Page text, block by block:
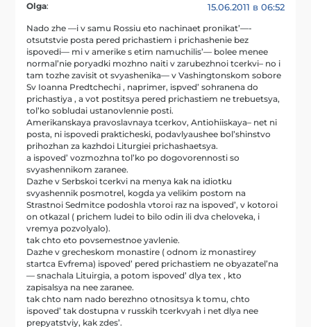
Olga: 15.06.2011 в 06:52
Nado zhe —i v samu Rossiu eto nachinaet pronikat’—-
otsutstvie posta pered prichastiem i prichashenie bez
ispovedi— mi v amerike s etim namuchilis’— bolee menee
normal’nie poryadki mozhno naiti v zarubezhnoi tcerkvi– no i
tam tozhe zavisit ot svyashenika— v Vashingtonskom sobore
Sv Ioanna Predtchechi , naprimer, ispved’ sohranena do
prichastiya , a vot postitsya pered prichastiem ne trebuetsya,
tol’ko sobludai ustanovlennie posti.
Amerikanskaya pravoslavnaya tcerkov, Antiohiiskaya– net ni
posta, ni ispovedi prakticheski, podavlyaushee bol’shinstvo
prihozhan za kazhdoi Liturgiei prichashaetsya.
a ispoved’ vozmozhna tol’ko po dogovorennosti so
svyashennikom zaranee.
Dazhe v Serbskoi tcerkvi na menya kak na idiotku
svyashennik posmotrel, kogda ya velikim postom na
Strastnoi Sedmitce podoshla vtoroi raz na ispoved’, v kotoroi
on otkazal ( prichem ludei to bilo odin ili dva cheloveka, i
vremya pozvolyalo).
tak chto eto povsemestnoe yavlenie.
Dazhe v grecheskom monastire ( odnom iz monastirey
startca Evfrema) ispoved’ pered prichastiem ne obyazatel’na
— snachala Lituirgia, a potom ispoved’ dlya tex , kto
zapisalsya na nee zaranee.
tak chto nam nado berezhno otnositsya k tomu, chto
ispoved’ tak dostupna v russkih tcerkvyah i net dlya nee
prepyatstviy, kak zdes’.